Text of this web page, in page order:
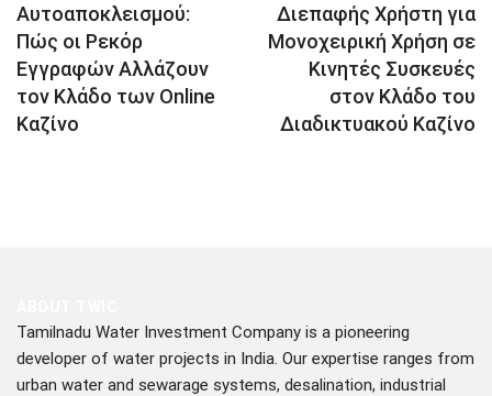
Αυτοαποκλεισμού:
Πώς οι Ρεκόρ
Εγγραφών Αλλάζουν
τον Κλάδο των Online
Καζίνο
Διεπαφής Χρήστη για
Μονοχειρική Χρήση σε
Κινητές Συσκευές
στον Κλάδο του
Διαδικτυακού Καζίνο
Tamilnadu Water Investment Company is a pioneering
developer of water projects in India. Our expertise ranges from
urban water and sewarage systems, desalination, industrial